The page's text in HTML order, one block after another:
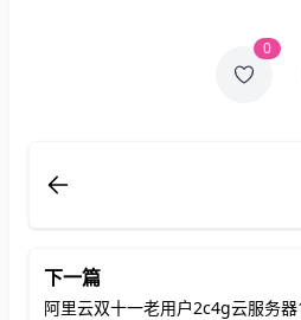
0
下一篇
阿里云双十一老用户2c4g云服务